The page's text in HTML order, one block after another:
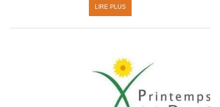
LIRE PLUS